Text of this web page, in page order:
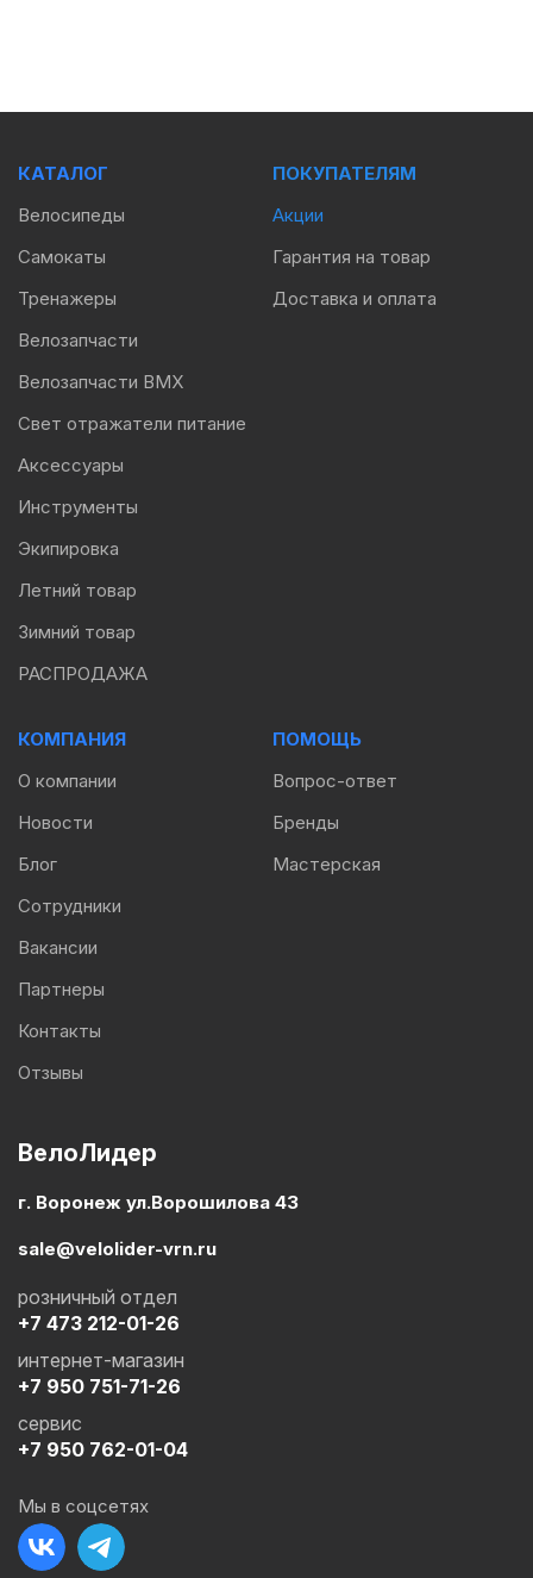
ВелоЛидер
г. Воронеж ул.Ворошилова 43
sale@velolider-vrn.ru
+7 473 212-01-26
розничный отдел
+7 950 751-71-26
интернет-магазин
+7 950 762-01-04
сервис
Мы в соцсетях
КАТАЛОГ
Велосипеды
Самокаты
Тренажеры
Велозапчасти
Велозапчасти BMX
Свет отражатели питание
Аксессуары
Инструменты
Экипировка
Летний товар
Зимний товар
РАСПРОДАЖА
ПОКУПАТЕЛЯМ
Акции
Гарантия на товар
Доставка и оплата
КОМПАНИЯ
О компании
Новости
Блог
Сотрудники
Вакансии
Партнеры
Контакты
Отзывы
ПОМОЩЬ
Вопрос-ответ
Бренды
Мастерская